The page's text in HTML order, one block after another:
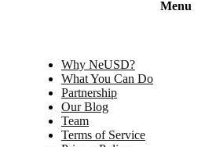
Menu
Why NeUSD?
What You Can Do
Partnership
Our Blog
Team
Terms of Service